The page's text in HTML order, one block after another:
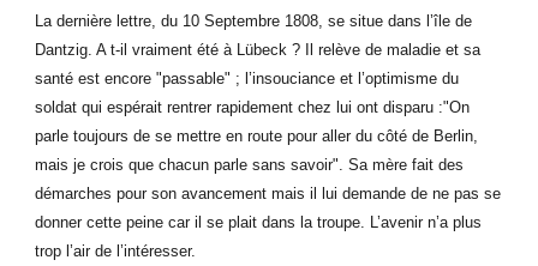
La dernière lettre, du 10 Septembre 1808, se situe dans l’île de
Dantzig. A t-il vraiment été à Lübeck ? Il relève de maladie et sa
santé est encore "passable" ; l’insouciance et l’optimisme du
soldat qui espérait rentrer rapidement chez lui ont disparu :"On
parle toujours de se mettre en route pour aller du côté de Berlin,
mais je crois que chacun parle sans savoir". Sa mère fait des
démarches pour son avancement mais il lui demande de ne pas se
donner cette peine car il se plait dans la troupe. L’avenir n’a plus
trop l’air de l’intéresser.